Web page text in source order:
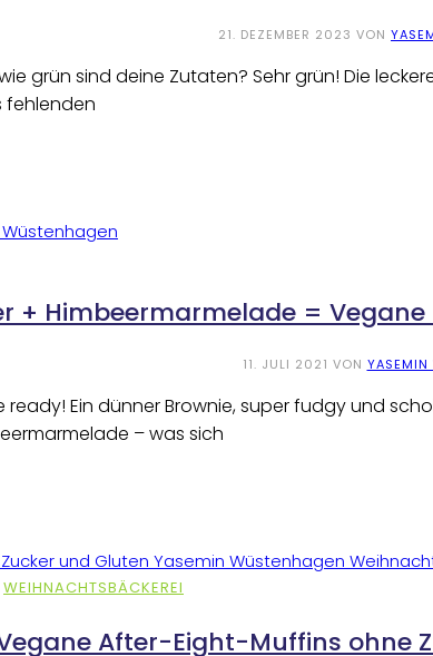
21. DEZEMBER 2023 VON
grün sind deine Zutaten? Sehr grün! Die
fehlenden
+ Himbeermarmelade =
11. JULI 2021 VON YASEMIN
ready! Ein dünner Brownie, super fudgy und
– was sich
WEIHNACHTSBÄCKEREI
After-Eight-Muffins ohne